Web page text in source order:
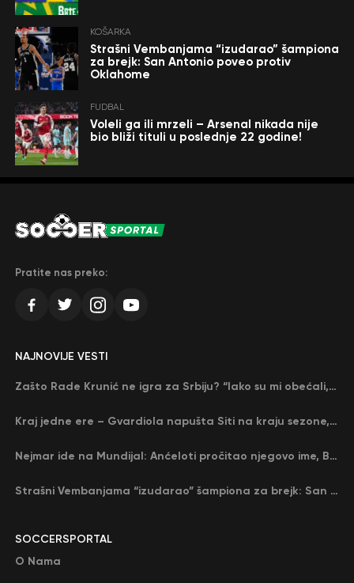
KOŠARKA
Strašni Vembanjama “izudarao” šampiona
za brejk: San Antonio poveo protiv
Oklahome
FUDBAL
Voleli ga ili mrzeli – Arsenal nikada nije
bio bliži tituli u poslednje 22 godine!
Pratite nas preko:
SOCCERSPORTAL
O Nama
NAJNOVIJE VESTI
Zašto Rade Krunić ne igra za Srbiju? “Iako su mi obećali, niko me nije zvao…”
Kraj jedne ere – Gvardiola napušta Siti na kraju sezone, menja ga njegov nekadašnji rival
Nejmar ide na Mundijal: Anćeloti pročitao njegovo ime, Brazil u delirijumu (VIDEO)
Strašni Vembanjama “izudarao” šampiona za brejk: San Antonio poveo protiv Oklahome